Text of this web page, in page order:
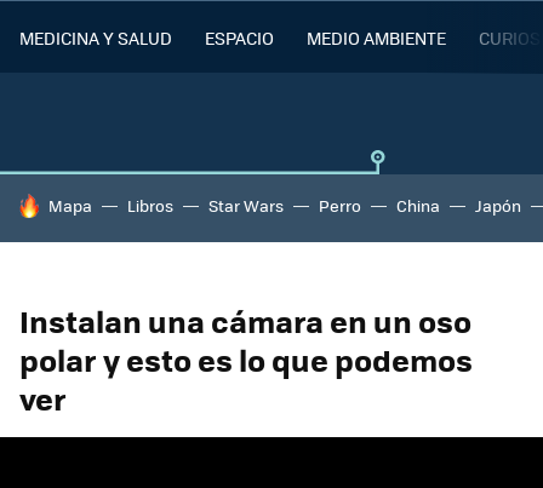
MEDICINA Y SALUD ESPACIO MEDIO AMBIENTE
HOY SE HABLA DE
Mapa Libros Star Wars Perro China Japón
Instalan una cámara en un oso
polar y esto es lo que podemos
ver